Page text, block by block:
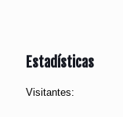
Estadísticas
Visitantes: